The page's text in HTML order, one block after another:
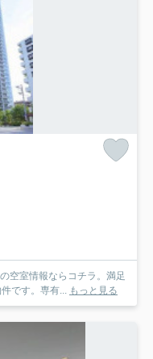
空室情報ならコチラ。満足
です。専有... もっと見る